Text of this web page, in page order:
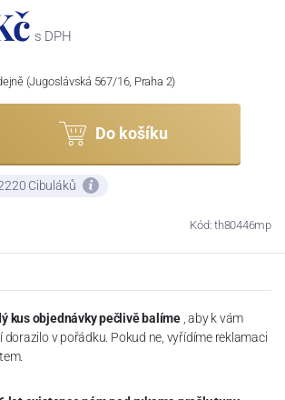
s DPH
(Jugoslávská 567/16, Praha 2)
Do košíku
Cibuláků
Kód: th80446mp
kus objednávky pečlivě balíme , aby k vám
dorazilo v pořádku. Pokud ne, vyřídíme reklamaci